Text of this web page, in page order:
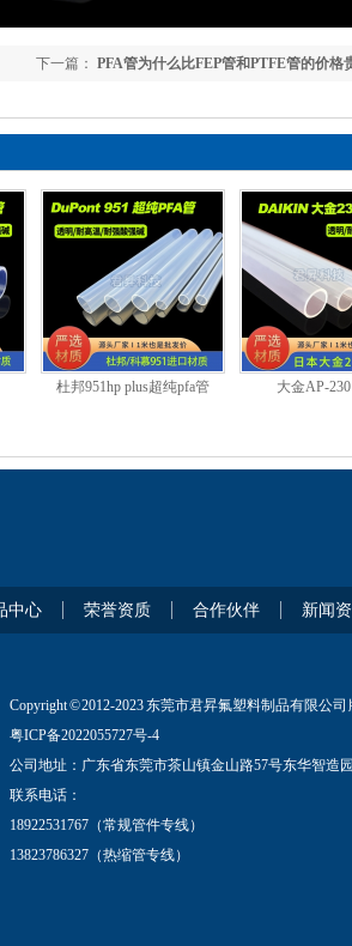
下一篇： PFA管为什么比FEP管和PTFE管的价格
杜邦951hp plus超纯pfa管 大金AP-
中心 荣誉资质 合作伙伴 新闻
Copyright © 2012-2023 东莞市君昇氟塑料制品有限公司
粤ICP备2022055727号-4
公司地址：广东省东莞市茶山镇金山路57号东华智造
联系电话：
18922531767（常规管件专线）
13823786327（热缩管专线）